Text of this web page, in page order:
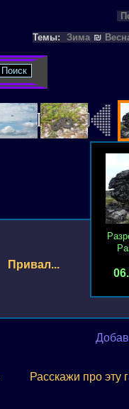
Темы:
Зима ₪
Привал...
Расскажи про эту